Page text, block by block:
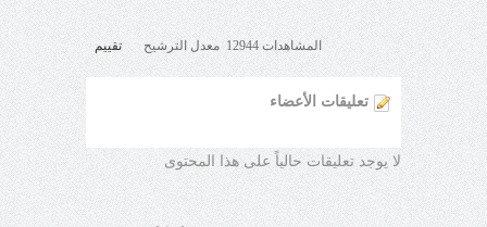
المشاهدات 12944 معدل الترشيح تقييم
تعليقات الأعضاء
لا يوجد تعليقات حالياً على هذا المحتوى